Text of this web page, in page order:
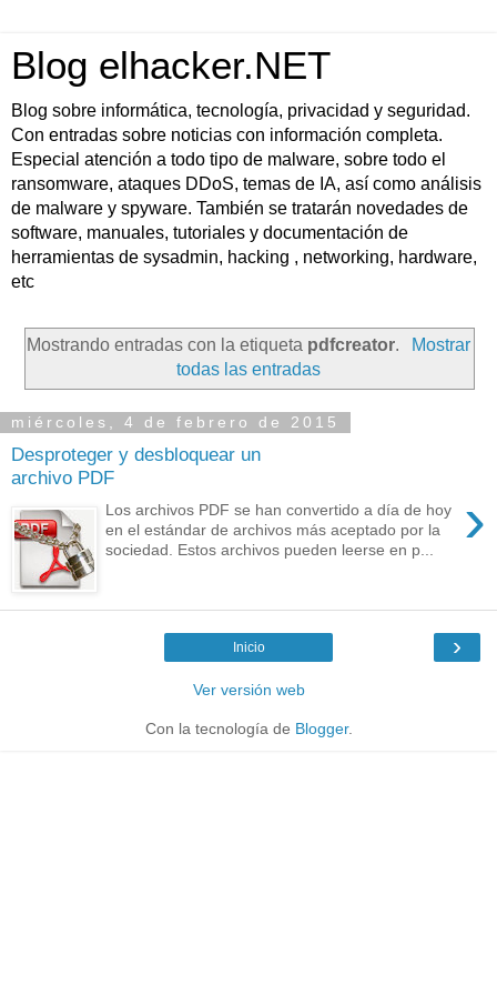
Blog elhacker.NET
Blog sobre informática, tecnología, privacidad y seguridad.
Con entradas sobre noticias con información completa.
Especial atención a todo tipo de malware, sobre todo el
ransomware, ataques DDoS, temas de IA, así como análisis
de malware y spyware. También se tratarán novedades de
software, manuales, tutoriales y documentación de
herramientas de sysadmin, hacking , networking, hardware,
etc
Mostrando entradas con la etiqueta pdfcreator.
Mostrar
todas las entradas
miércoles, 4 de febrero de 2015
Desproteger y desbloquear un
archivo PDF
›
Los archivos PDF se han convertido a día de hoy
en el estándar de archivos más aceptado por la
sociedad. Estos archivos pueden leerse en p...
›
Inicio
Ver versión web
Con la tecnología de Blogger.